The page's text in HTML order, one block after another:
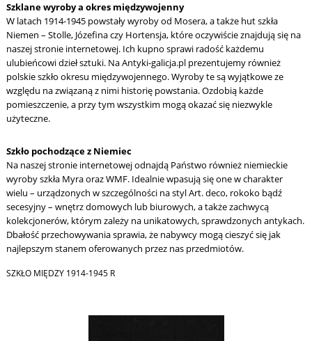
Szklane wyroby a okres międzywojenny
W latach 1914-1945 powstały wyroby od Mosera, a także hut szkła
Niemen – Stolle, Józefina czy Hortensja, które oczywiście znajdują się na
naszej stronie internetowej. Ich kupno sprawi radość każdemu
ulubieńcowi dzieł sztuki. Na Antyki-galicja.pl prezentujemy również
polskie szkło okresu międzywojennego. Wyroby te są wyjątkowe ze
względu na związaną z nimi historię powstania. Ozdobią każde
pomieszczenie, a przy tym wszystkim mogą okazać się niezwykle
użyteczne.
Szkło pochodzące z Niemiec
Na naszej stronie internetowej odnajdą Państwo również niemieckie
wyroby szkła Myra oraz WMF. Idealnie wpasują się one w charakter
wielu – urządzonych w szczególności na styl Art. deco, rokoko bądź
secesyjny – wnętrz domowych lub biurowych, a także zachwycą
kolekcjonerów, którym zależy na unikatowych, sprawdzonych antykach.
Dbałość przechowywania sprawia, że nabywcy mogą cieszyć się jak
najlepszym stanem oferowanych przez nas przedmiotów.
SZKŁO MIĘDZY 1914-1945 R